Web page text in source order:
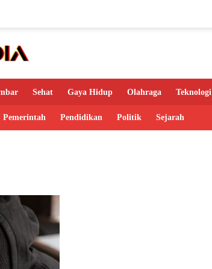
Sehat Gaya Hidup Olahraga Teknologi
Pemerintah Pendidikan Politik Sejarah